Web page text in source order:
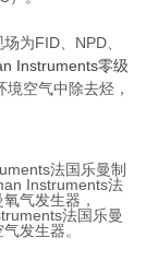
为FID、NPD、
Instruments零级
空气中除去烃，
法国乐曼制
Instruments法
氧气发生器，
法国乐曼
发生器。